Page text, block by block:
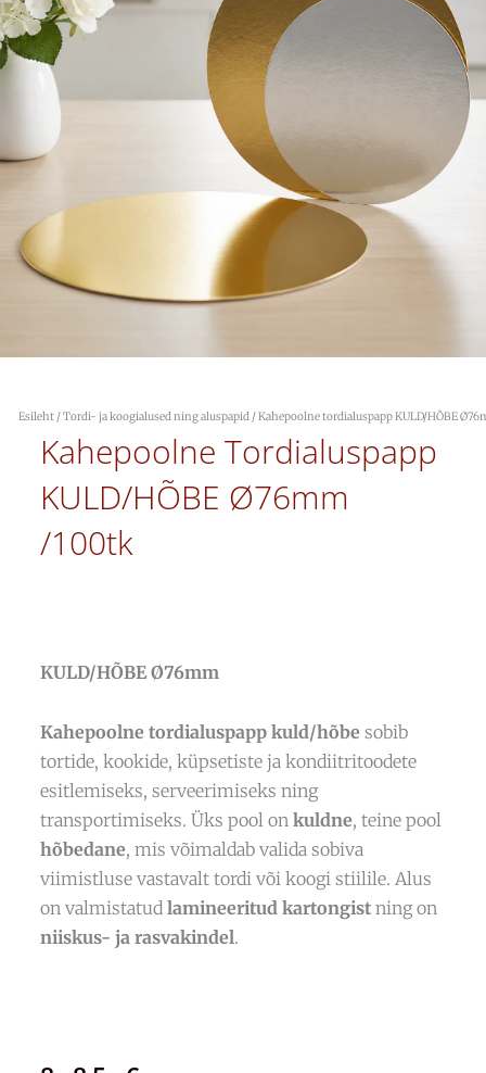
Esileht /Tordi- ja koogialused ning aluspapid / Kahepoolne tordialuspapp KULD/HÕBE
Kahepoolne Tordialuspapp
KULD/HÕBE Ø76mm
/100tk
KULD/HÕBE Ø76mm
Kahepoolne tordialuspapp kuld/hõbe sobib
tortide, kookide, küpsetiste ja kondiitritoodete
esitlemiseks, serveerimiseks ning
transportimiseks. Üks pool on kuldne, teine pool
hõbedane, mis võimaldab valida sobiva
viimistluse vastavalt tordi või koogi stiilile. Alus
on valmistatud lamineeritud kartongist ning on
niiskus- ja rasvakindel.